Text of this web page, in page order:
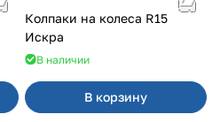
Колпаки на колеса R15
Искра
В наличии
В корзину